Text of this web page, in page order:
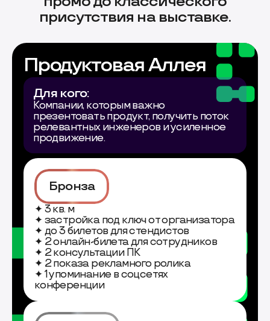
присутствия на выставке.
Продуктовая Аллея
Для кого:
Компании, которым важно
презентовать продукт, получить поток
релевантных инженеров и усиленное
продвижение.
Бронза
✦ 3 кв. м
✦ застройка под ключ от организатора
✦ до 3 билетов для стендистов
✦ 2 онлайн-билета для сотрудников
✦ 2 консультации ПК
✦ 2 показа рекламного ролика
✦ 1 упоминание в соцсетях
конференции